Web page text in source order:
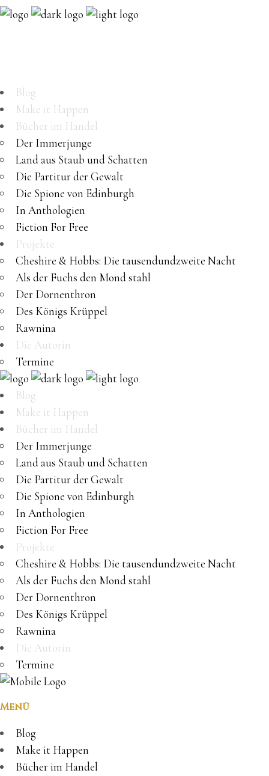
Blog
Make it Happen
Bücher im Handel
Der Immerjunge
Land aus Staub und Schatten
Die Partitur der Gewalt
Die Spione von Edinburgh
In Anthologien
Fiction For Free
Projekte
Cheshire & Hobbs: Die tausendundzweite Nacht
Als der Fuchs den Mond stahl
Der Dornenthron
Des Königs Krüppel
Rawnina
Die Autorin
Termine
Blog
Make it Happen
Bücher im Handel
Der Immerjunge
Land aus Staub und Schatten
Die Partitur der Gewalt
Die Spione von Edinburgh
In Anthologien
Fiction For Free
Projekte
Cheshire & Hobbs: Die tausendundzweite Nacht
Als der Fuchs den Mond stahl
Der Dornenthron
Des Königs Krüppel
Rawnina
Die Autorin
Termine
Menü
Blog
Make it Happen
Bücher im Handel